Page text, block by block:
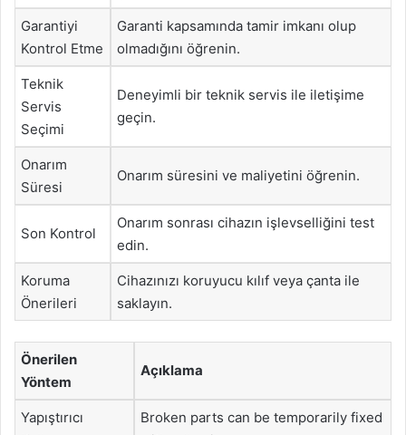
Garantiyi
Kontrol Etme
Garanti kapsamında tamir imkanı olup
olmadığını öğrenin.
Teknik
Servis
Seçimi
Deneyimli bir teknik servis ile iletişime
geçin.
Onarım
Süresi
Onarım süresini ve maliyetini öğrenin.
Son Kontrol
Onarım sonrası cihazın işlevselliğini test
edin.
Koruma
Önerileri
Cihazınızı koruyucu kılıf veya çanta ile
saklayın.
Önerilen
Yöntem
Açıklama
Yapıştırıcı
Broken parts can be temporarily fixed